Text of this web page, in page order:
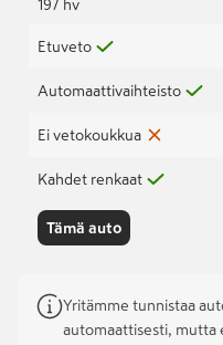
197 hv
Etuveto
Automaattivaihteisto
Ei vetokoukkua
Kahdet renkaat
Tämä auto
Yritämme tunnistaa
automaattisesti, mutta